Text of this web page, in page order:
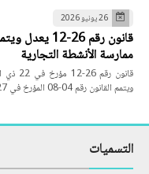
26 يونيو 2026
ممارسة الأنشطة التجارية
ويتمم القانون رقم 04-08 المؤرخ في 27 جماد…
التسميات